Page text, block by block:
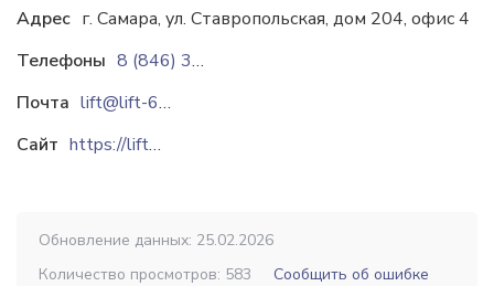
Адрес г. Самара, ул. Ставропольская, дом 204, офис 4
Телефоны
8 (846) 331-57-57
Почта
lift@lift-63.ru
Сайт
https://lift-63.ru
Обновление данных: 25.02.2026
Количество просмотров: 583
Сообщить об ошибке